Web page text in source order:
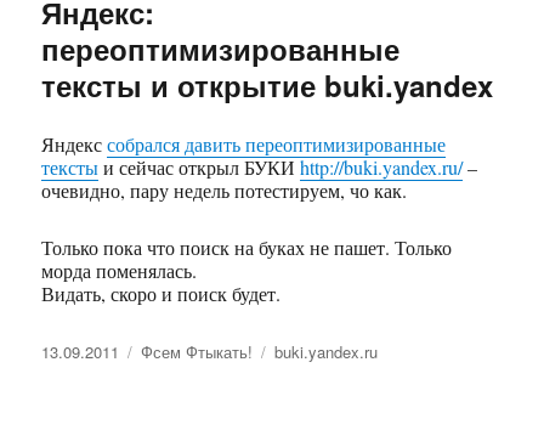
Яндекс:
переоптимизированные
тексты и открытие buki.yandex
Яндекссобрался давить переоптимизированные
текстыи сейчас открыл БУКИhttp://buki.yandex.ru/–
очевидно, пару недель потестируем, чо как.
Только пока что поиск на буках не пашет. Только
морда поменялась.
Видать, скоро и поиск будет.
Опубликовано
13.09.2011 Рубрики
Фсем Фтыкать! Метки
buki.yandex.ru